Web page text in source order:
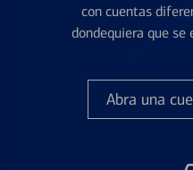
con cuentas
dondequiera que se
Abra una